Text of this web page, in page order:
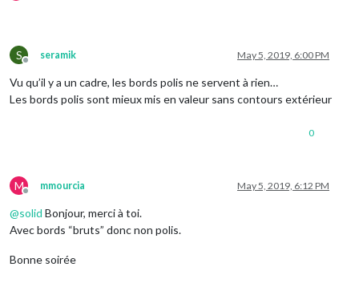
S
Offline
seramik May 5, 2019, 6:00 PM
Vu qu’il y a un cadre, les bords polis ne servent à rien…
Les bords polis sont mieux mis en valeur sans contours extérieur
0
M
Offline
mmourcia May 5, 2019, 6:12 PM
@solid Bonjour, merci à toi.
Avec bords “bruts” donc non polis.
Bonne soirée